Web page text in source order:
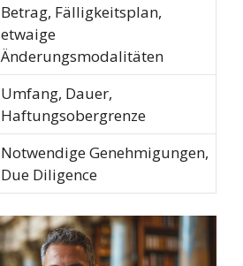
Betrag, Fälligkeitsplan,
etwaige
Änderungsmodalitäten
Umfang, Dauer,
Haftungsobergrenze
Notwendige Genehmigungen,
Due Diligence